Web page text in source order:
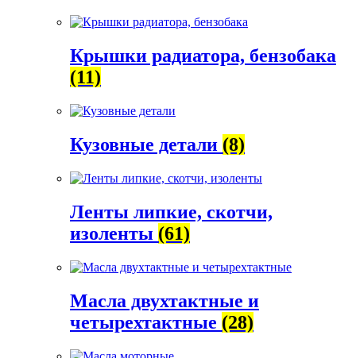
Крышки радиатора, бензобака
(11)
Кузовные детали (8)
Ленты липкие, скотчи,
изоленты (61)
Масла двухтактные и
четырехтактные (28)